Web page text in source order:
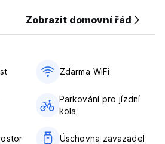
Zobrazit domovní řád
Zdarma WiFi
Parkování pro jízdní
kola
Úschovna zavazadel